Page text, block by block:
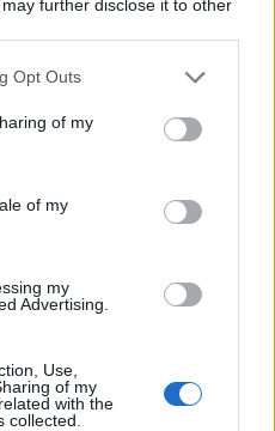
further disclose it to other
Opt Outs
of my
of my
my
Advertising.
Use,
of my
with the
collected.